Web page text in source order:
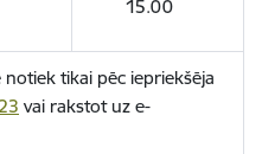
15.00
tikai pēc iepriekšēja
vai rakstot uz e-